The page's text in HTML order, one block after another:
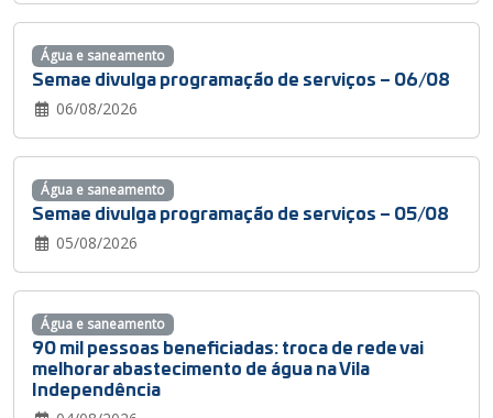
Semae divulga programação de serviços – 06/08
06/08/2026
Água e saneamento
Semae divulga programação de serviços – 05/08
05/08/2026
Água e saneamento
90 mil pessoas beneficiadas: troca de rede vai
melhorar abastecimento de água na Vila
Independência
Água e saneamento